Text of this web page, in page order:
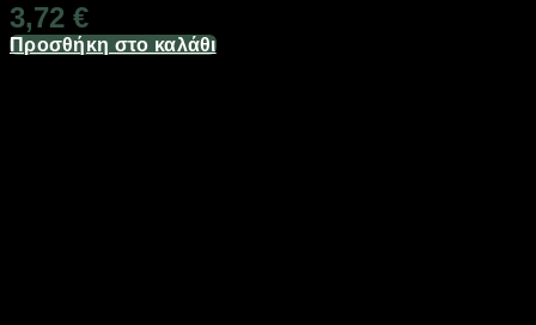
3,72 €
Προσθήκη στο καλάθι